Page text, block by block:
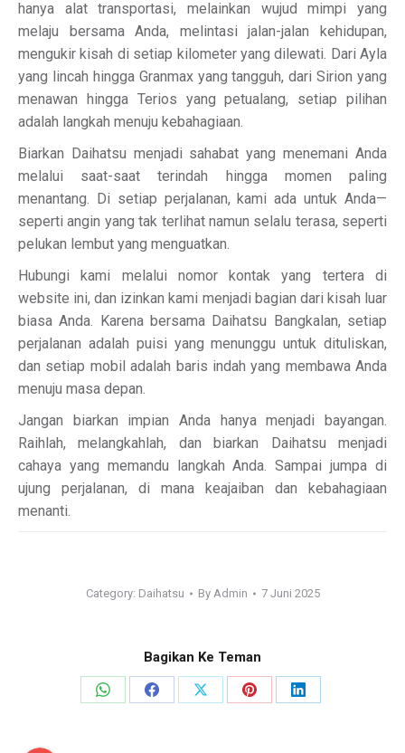
hanya alat transportasi, melainkan wujud mimpi yang
melaju bersama Anda, melintasi jalan-jalan kehidupan,
mengukir kisah di setiap kilometer yang dilewati. Dari Ayla
yang lincah hingga Granmax yang tangguh, dari Sirion yang
menawan hingga Terios yang petualang, setiap pilihan
adalah langkah menuju kebahagiaan.
Biarkan Daihatsu menjadi sahabat yang menemani Anda
melalui saat-saat terindah hingga momen paling
menantang. Di setiap perjalanan, kami ada untuk Anda—
seperti angin yang tak terlihat namun selalu terasa, seperti
pelukan lembut yang menguatkan.
Hubungi kami melalui nomor kontak yang tertera di
website ini, dan izinkan kami menjadi bagian dari kisah luar
biasa Anda. Karena bersama Daihatsu Bangkalan, setiap
perjalanan adalah puisi yang menunggu untuk dituliskan,
dan setiap mobil adalah baris indah yang membawa Anda
menuju masa depan.
Jangan biarkan impian Anda hanya menjadi bayangan.
Raihlah, melangkahlah, dan biarkan Daihatsu menjadi
cahaya yang memandu langkah Anda. Sampai jumpa di
ujung perjalanan, di mana keajaiban dan kebahagiaan
menanti.
Category: Daihatsu By Admin 7 Juni 2025
Bagikan Ke Teman
Share
Share
Share
Share
Share